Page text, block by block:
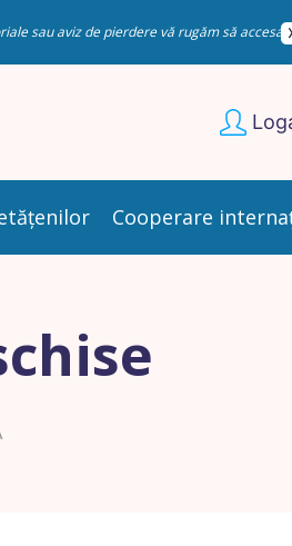
sau aviz de pierdere vă rugăm să
Cooperare